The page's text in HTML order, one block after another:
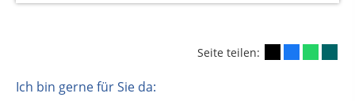
Seite teilen:
Ich bin gerne für Sie da: